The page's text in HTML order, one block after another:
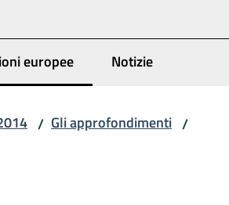
europee Notizie
/ Gli approfondimenti /